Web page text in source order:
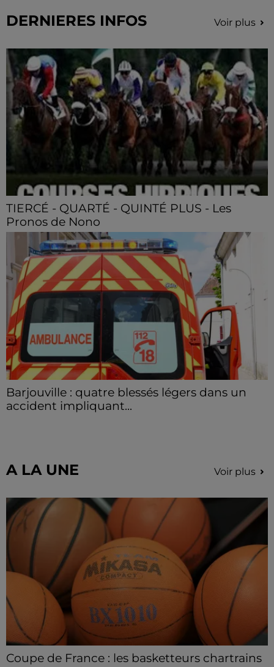
DERNIERES INFOS Voir plus
TIERCÉ - QUARTÉ - QUINTÉ PLUS - Les
Pronos de Nono
TIERCÉ - QUARTÉ - QUINTÉ PLUS - Les Pronos de
Nono
Barjouville : quatre blessés légers dans un
accident impliquant...
A LA UNE Voir plus
Coupe de France : les basketteurs chartrains